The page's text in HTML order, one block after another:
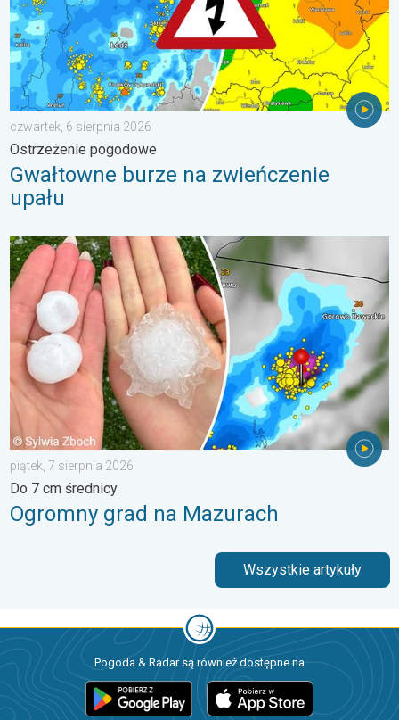
czwartek, 6 sierpnia 2026
Ostrzeżenie pogodowe
Gwałtowne burze na zwieńczenie
upału
Ogromny grad na Mazurach. Do 7 cm średnicy. . . piątek, 7
piątek, 7 sierpnia 2026
Do 7 cm średnicy
Ogromny grad na Mazurach
Wszystkie artykuły
Pogoda & Radar są również dostępne na